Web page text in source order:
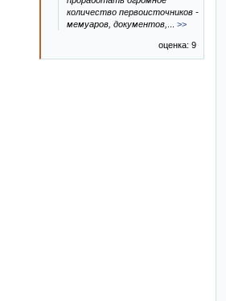
количество первоисточников -
мемуаров, документов,
>>
оценка: 9